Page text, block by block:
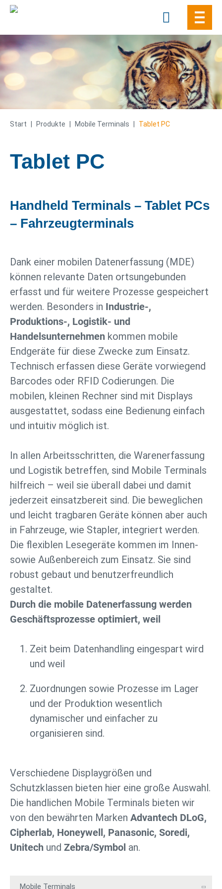
Skip
to
content
Start Produkte Mobile Terminals Tablet PC
Tablet PC
Handheld Terminals – Tablet PCs
– Fahrzeugterminals
Dank einer mobilen Datenerfassung (MDE)
können relevante Daten ortsungebunden
erfasst und für weitere Prozesse gespeichert
werden. Besonders in Industrie-,
Produktions-, Logistik- und
Handelsunternehmen kommen mobile
Endgeräte für diese Zwecke zum Einsatz.
Technisch erfassen diese Geräte vorwiegend
Barcodes oder RFID Codierungen. Die
mobilen, kleinen Rechner sind mit Displays
ausgestattet, sodass eine Bedienung einfach
und intuitiv möglich ist.
In allen Arbeitsschritten, die Warenerfassung
und Logistik betreffen, sind Mobile Terminals
hilfreich – weil sie überall dabei und damit
jederzeit einsatzbereit sind. Die beweglichen
und leicht tragbaren Geräte können aber auch
in Fahrzeuge, wie Stapler, integriert werden.
Die flexiblen Lesegeräte kommen im Innen-
sowie Außenbereich zum Einsatz. Sie sind
robust gebaut und benutzerfreundlich
gestaltet.
Durch die mobile Datenerfassung werden
Geschäftsprozesse optimiert, weil
Zeit beim Datenhandling eingespart wird
und weil
Zuordnungen sowie Prozesse im Lager
und der Produktion wesentlich
dynamischer und einfacher zu
organisieren sind.
Verschiedene Displaygrößen und
Schutzklassen bieten hier eine große Auswahl.
Die handlichen Mobile Terminals bieten wir
von den bewährten Marken Advantech DLoG,
Cipherlab, Honeywell, Panasonic, Soredi,
Unitech und Zebra/Symbol an.